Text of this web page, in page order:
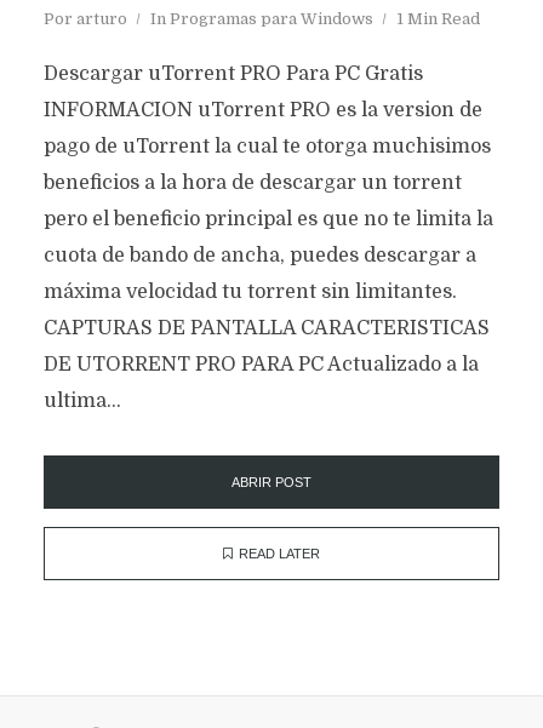
Por arturo In Programas para Windows 1 Min Read
Descargar uTorrent PRO Para PC Gratis
INFORMACION uTorrent PRO es la version de
pago de uTorrent la cual te otorga muchisimos
beneficios a la hora de descargar un torrent
pero el beneficio principal es que no te limita la
cuota de bando de ancha, puedes descargar a
máxima velocidad tu torrent sin limitantes.
CAPTURAS DE PANTALLA CARACTERISTICAS
DE UTORRENT PRO PARA PC Actualizado a la
ultima...
ABRIR POST
READ LATER